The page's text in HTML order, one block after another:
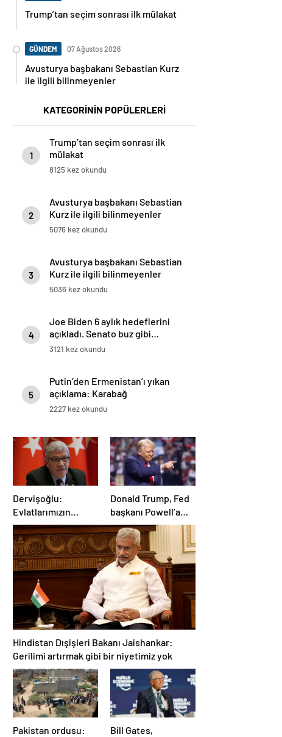
Trump’tan seçim sonrası ilk mülakat
GÜNDEM 07 Ağustos 2026
Avusturya başbakanı Sebastian Kurz
ile ilgili bilinmeyenler
KATEGORİNİN POPÜLERLERİ
1
Trump’tan seçim sonrası ilk
mülakat
8125 kez okundu
2
Avusturya başbakanı Sebastian
Kurz ile ilgili bilinmeyenler
5076 kez okundu
3
Avusturya başbakanı Sebastian
Kurz ile ilgili bilinmeyenler
5036 kez okundu
4
Joe Biden 6 aylık hedeflerini
açıkladı. Senato buz gibi…
3121 kez okundu
5
Putin’den Ermenistan’ı yıkan
açıklama: Karabağ
Azerbaycan’ın ayrılmaz bir
2227 kez okundu
Dervişoğlu:
Evlatlarımızın
haklarını
savunacağım
Donald Trump, Fed
başkanı Powell’a
hakaret etti: Aptal
Hindistan Dışişleri Bakanı Jaishankar:
Gerilimi artırmak gibi bir niyetimiz yok
Pakistan ordusu:
Bill Gates,